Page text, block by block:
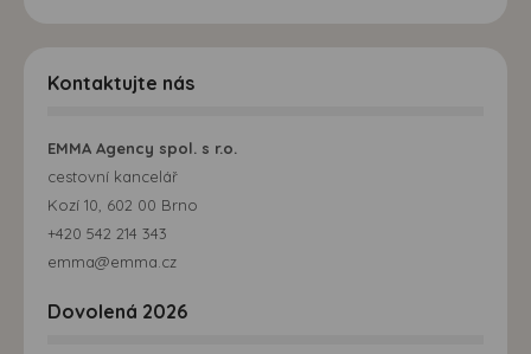
Kontaktujte nás
EMMA Agency spol. s r.o.
cestovní kancelář
Kozí 10, 602 00 Brno
+420 542 214 343
emma@emma.cz
Dovolená 2026